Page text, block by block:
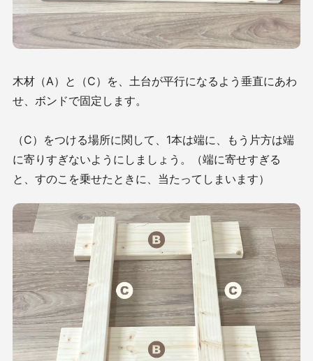
木材（A）と（C）を、土台が平行になるよう垂直にあわ
せ、ボンドで固定します。
（C）をつける場所に関して、1本は端に、もう片方は端
に寄りすぎないようにしましょう。（端に寄せすぎる
と、すのこを乗せたときに、当たってしまいます）